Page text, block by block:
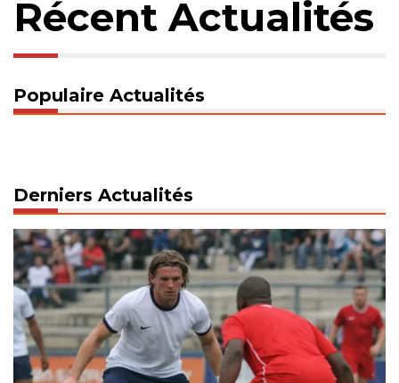
Récent Actualités
Populaire Actualités
Derniers Actualités